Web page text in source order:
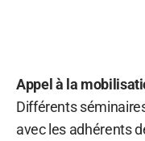
Appel à la
Différents
avec les adhérents